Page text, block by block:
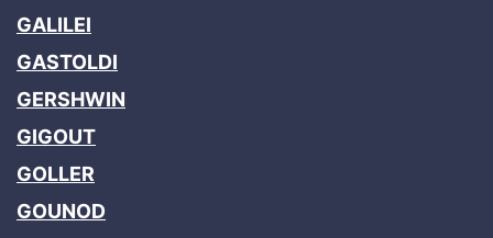
GALILEI
GASTOLDI
GERSHWIN
GIGOUT
GOLLER
GOUNOD